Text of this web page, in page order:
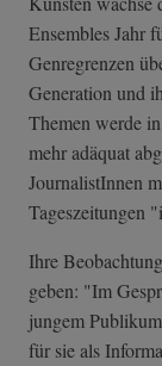
Ensembles Jahr
Genregrenzen
Generation und
Themen werde
mehr adäquat
JournalistInnen
Tageszeitungen
Ihre
geben: "Im
jungem
für sie als